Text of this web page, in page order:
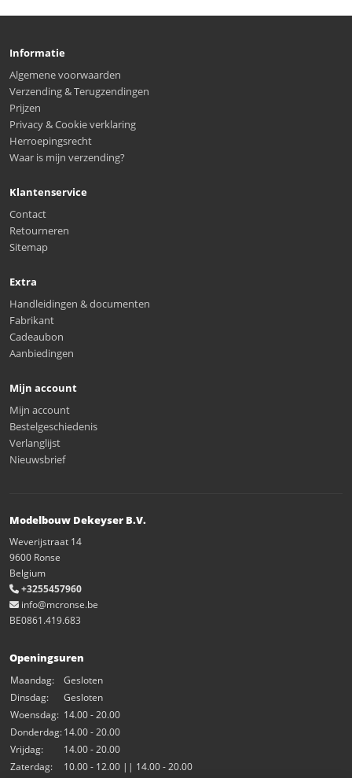
Informatie
Algemene voorwaarden
Verzending & Terugzendingen
Prijzen
Privacy & Cookie verklaring
Herroepingsrecht
Waar is mijn verzending?
Klantenservice
Contact
Retourneren
Sitemap
Extra
Handleidingen & documenten
Fabrikant
Cadeaubon
Aanbiedingen
Mijn account
Mijn account
Bestelgeschiedenis
Verlanglijst
Nieuwsbrief
Modelbouw Dekeyser B.V.
Weverijstraat 14
9600 Ronse
Belgium
+3255457960
info@mcronse.be
BE0861.419.683
Openingsuren
Maandag:
Gesloten
Dinsdag:
Gesloten
Woensdag: 14.00 - 20.00
Donderdag:14.00 - 20.00
Vrijdag:
14.00 - 20.00
Zaterdag:
10.00 - 12.00 || 14.00 - 20.00